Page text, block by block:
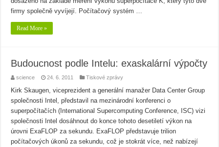
firmy společně vyvíjejí. Počítačový systém …
Read More »
Budoucnost podle Intelu: exaskalární výpočty
science 24. 6. 2011 Tiskové zprávy
Kirk Skaugen, viceprezident a generální manažer Data Center Group
společnosti Intel, představil na mezinárodní konferenci o
superpočítačích (International Supercomputing Conference, ISC) vizi
společnosti Intel dosáhnout do konce tohoto desetiletí výkon na
úrovni ExaFLOP za sekundu. ExaFLOP představuje trilion
počítačových úkonů za sekundu, což je stokrát více, než nabízejí